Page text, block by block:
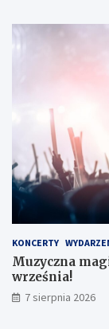
KONCERTY
Muzyczna
września!
7 sierpnia 2026